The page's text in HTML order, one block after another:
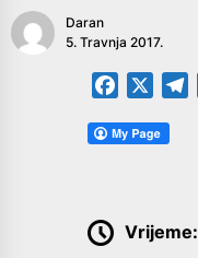
Daran
5. Travnja 2017.
Facebook
Vrijeme: